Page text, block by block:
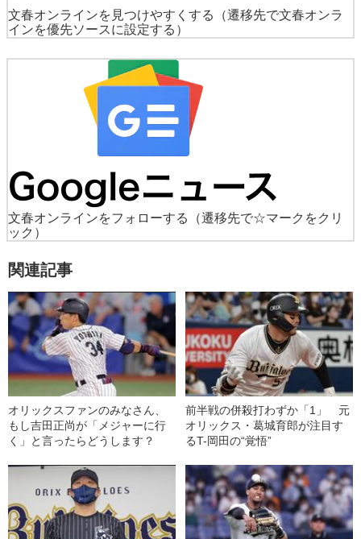
文春オンラインを見つけやすくする
（遷移先で文春オンラ
インを優先ソースに設定する）
文春オンラインをフォローする
（遷移先で☆マークをクリ
ック）
関連記事
オリックスファンのみなさん、
もし吉田正尚が「メジャーに行
く」と言ったらどうします？
前半戦の併殺打わずか「1」 元
オリックス・葛城育郎が注目す
るT-岡田の“覚悟”